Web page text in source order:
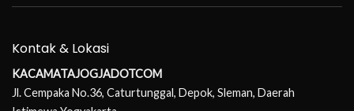
Kontak & Lokasi
KACAMATAJOGJADOTCOM
Jl. Cempaka No.36, Caturtunggal, Depok, Sleman, Daerah